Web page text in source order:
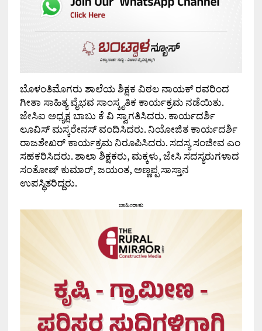
ಬೊಳಂತಿಮೊಗರು ಶಾಲೆಯ ಶಿಕ್ಷಕ ವಿಠಲ ನಾಯಕ್ ರವರಿಂದ
ಗೀತಾ ಸಾಹಿತ್ಯ ವೈಭವ ಸಾಂಸ್ಕೃತಿಕ ಕಾರ್ಯಕ್ರಮ ನಡೆಯಿತು.
ಜೇಸಿಐ ಅಧ್ಯಕ್ಷ ಬಾಬು ಕೆ ವಿ ಸ್ವಾಗತಿಸಿದರು. ಕಾರ್ಯದರ್ಶಿ
ಲೂವಿಸ್ ಮಸ್ಕರೇನಸ್ ವಂದಿಸಿದರು. ನಿಯೋಜಿತ ಕಾರ್ಯದರ್ಶಿ
ರಾಜಶೇಖರ್ ಕಾರ್ಯಕ್ರಮ ನಿರೂಪಿಸಿದರು. ಸದಸ್ಯ ಸಂಜೀವ ಎಂ
ಸಹಕರಿಸಿದರು. ಶಾಲಾ ಶಿಕ್ಷಕರು, ಮಕ್ಕಳು, ಜೇಸಿ ಸದಸ್ಯರುಗಳಾದ
ಸಂತೋಷ್ ಕುಮಾರ್, ಜಯಂತ, ಅಣ್ಣಪ್ಪ ಸಾಸ್ತಾನ
ಉಪಸ್ಥಿತರಿದ್ದರು.
ಜಾಹೀರಾತು